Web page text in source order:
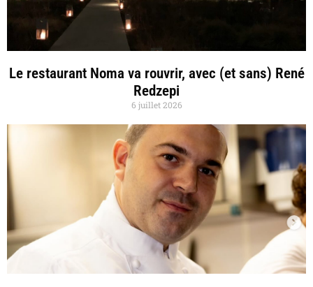
Le restaurant Noma va rouvrir, avec (et sans) René
Redzepi
6 juillet 2026